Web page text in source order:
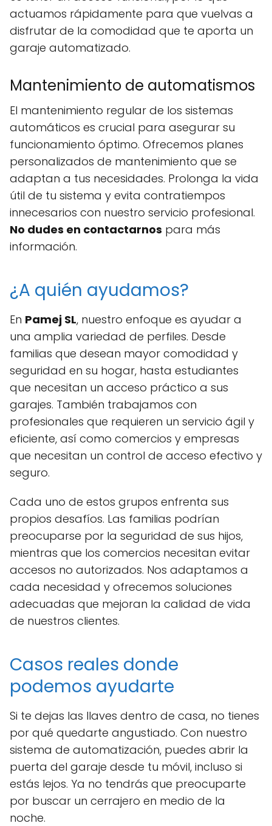
actuamos rápidamente para que vuelvas a
disfrutar de la comodidad que te aporta un
garaje automatizado.
Mantenimiento de automatismos
El mantenimiento regular de los sistemas
automáticos es crucial para asegurar su
funcionamiento óptimo. Ofrecemos planes
personalizados de mantenimiento que se
adaptan a tus necesidades. Prolonga la vida
útil de tu sistema y evita contratiempos
innecesarios con nuestro servicio profesional.
No dudes en contactarnos para más
información.
¿A quién ayudamos?
En Pamej SL, nuestro enfoque es ayudar a
una amplia variedad de perfiles. Desde
familias que desean mayor comodidad y
seguridad en su hogar, hasta estudiantes
que necesitan un acceso práctico a sus
garajes. También trabajamos con
profesionales que requieren un servicio ágil y
eficiente, así como comercios y empresas
que necesitan un control de acceso efectivo y
seguro.
Cada uno de estos grupos enfrenta sus
propios desafíos. Las familias podrían
preocuparse por la seguridad de sus hijos,
mientras que los comercios necesitan evitar
accesos no autorizados. Nos adaptamos a
cada necesidad y ofrecemos soluciones
adecuadas que mejoran la calidad de vida
de nuestros clientes.
Casos reales donde
podemos ayudarte
Si te dejas las llaves dentro de casa, no tienes
por qué quedarte angustiado. Con nuestro
sistema de automatización, puedes abrir la
puerta del garaje desde tu móvil, incluso si
estás lejos. Ya no tendrás que preocuparte
por buscar un cerrajero en medio de la
noche.